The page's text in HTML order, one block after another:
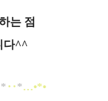
는 점
다^^
* ‥*…•*•